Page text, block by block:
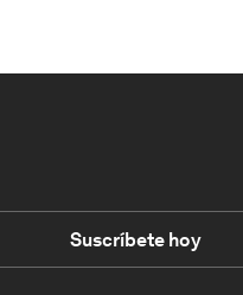
Suscríbete hoy